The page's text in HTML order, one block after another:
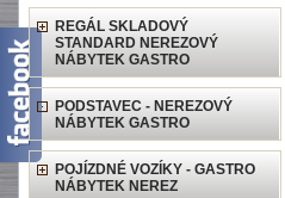
REGÁL SKLADOVÝ
STANDARD NEREZOVÝ
NÁBYTEK GASTRO
PODSTAVEC - NEREZOVÝ
NÁBYTEK GASTRO
POJÍZDNÉ VOZÍKY - GASTRO
NÁBYTEK NEREZ